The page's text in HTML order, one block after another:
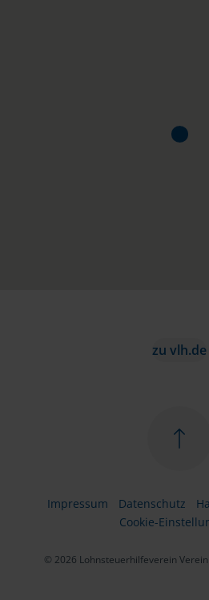
zu vlh.de
Impressum Datenschutz
Cookie-
© 2026 Lohnsteuerhilfeverein